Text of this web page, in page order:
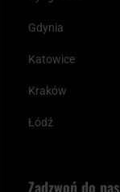
Gdynia
Katowice
Kraków
Łódź
Zadzwoń do nas